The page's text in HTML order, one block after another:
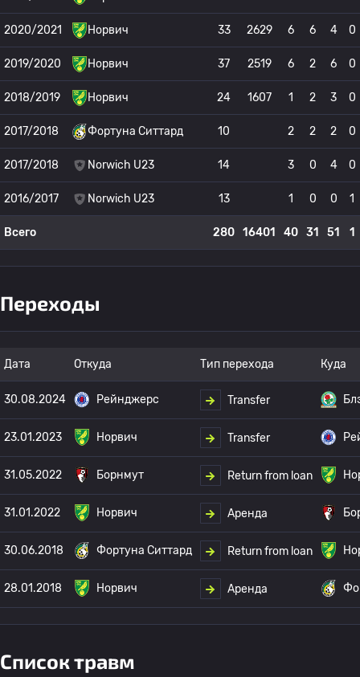
2020/2021 Норвич 33 2629 6 6 4 0
2019/2020 Норвич 37 2519 6 2 6 0
2018/2019 Норвич 24 1607 1 2 3 0
2017/2018 Фортуна Ситтард 10 2 2 2 0
2017/2018 Norwich U23 14 3 0 4 0
2016/2017 Norwich U23 13 1 0 0 1
Всего 280 16401 40 31 51 1
Переходы
Дата Откуда Тип перехода Куда
30.08.2024 Рейнджерс Transfer
23.01.2023 Норвич Transfer
31.05.2022 Борнмут Return from loan
31.01.2022 Норвич Аренда
30.06.2018 Фортуна Ситтард Return from loan
28.01.2018 Норвич Аренда
Список травм